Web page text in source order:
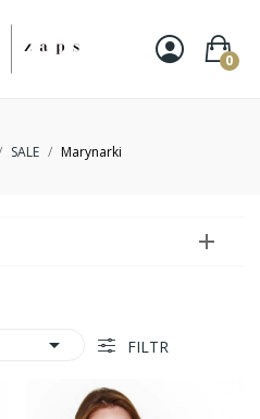
0
SALE Marynarki

 FILTR